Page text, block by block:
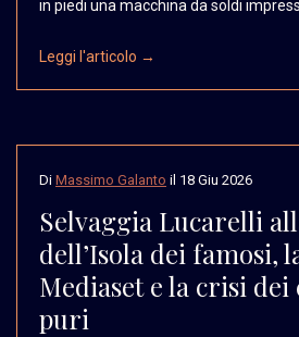
in piedi una macchina da soldi
Leggi l'articolo →
Di Massimo Galanto il 18 Giu 2026
Selvaggia Lucarelli
dell’Isola dei famosi,
Mediaset e la crisi
puri